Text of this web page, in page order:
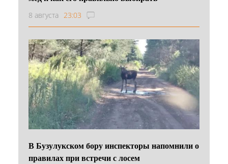
8 августа 23:03
В Бузулукском бору инспекторы напомнили о
правилах при встречи с лосем